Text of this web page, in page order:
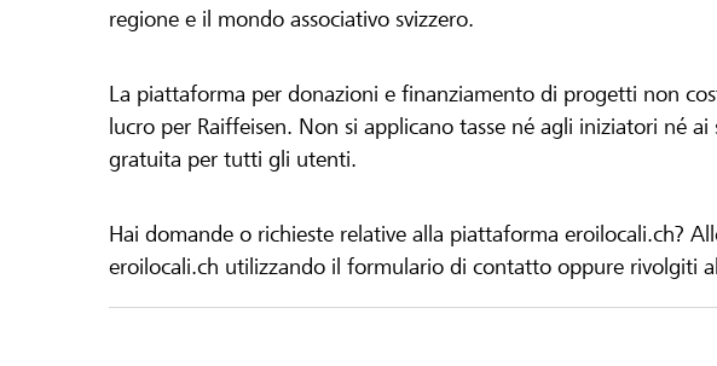
regione e il mondo associativo svizzero.
La piattaforma per donazioni e finanziamento di progetti non
lucro per Raiffeisen. Non si applicano tasse né agli iniziatori né
gratuita per tutti gli utenti.
Hai domande o richieste relative alla piattaforma eroilocali.ch?
eroilocali.ch utilizzando il formulario di contatto oppure rivolgiti